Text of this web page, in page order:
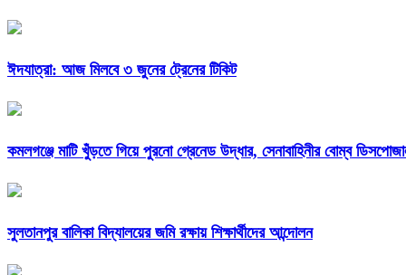
ঈদযাত্রা: আজ মিলবে ৩ ‍জুনের ট্রেনের টিকিট
কমলগঞ্জে মাটি খুঁড়তে গিয়ে পুরনো গ্রেনেড উদ্ধার, সেনাবাহিনীর বোম্ব
সুলতানপুর বালিকা বিদ্যালয়ের জমি রক্ষায় শিক্ষার্থীদের আন্দোলন